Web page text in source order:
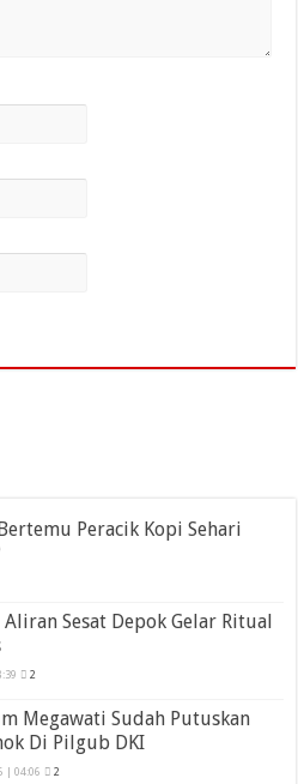
Peracik Kopi Sehari
Sesat Depok Gelar Ritual
2
Megawati Sudah Putuskan
Di Pilgub DKI
| 04:06 2